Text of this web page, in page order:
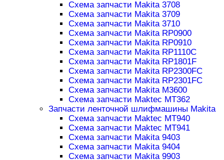
Схема запчасти Makita 3708
Схема запчасти Makita 3709
Схема запчасти Makita 3710
Схема запчасти Makita RP0900
Схема запчасти Makita RP0910
Схема запчасти Makita RP1110C
Схема запчасти Makita RP1801F
Схема запчасти Makita RP2300FC
Схема запчасти Makita RP2301FC
Схема запчасти Makita M3600
Схема запчасти Maktec MT362
Запчасти ленточной шлифмашины Makita
Схема запчасти Maktec MT940
Схема запчасти Maktec MT941
Схема запчасти Makita 9403
Схема запчасти Makita 9404
Схема запчасти Makita 9903